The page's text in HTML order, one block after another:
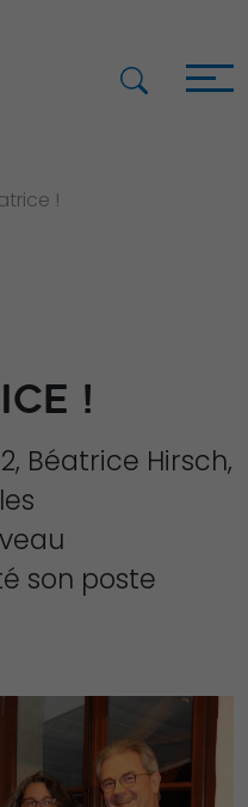
!
!
Béatrice Hirsch,
son poste